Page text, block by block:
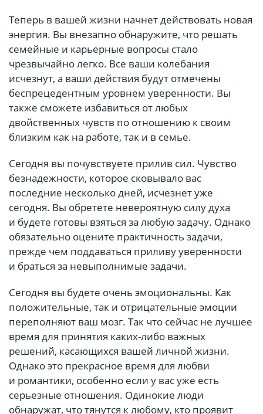
Теперь в вашей жизни начнет действовать новая
энергия. Вы внезапно обнаружите, что решать
семейные и карьерные вопросы стало
чрезвычайно легко. Все ваши колебания
исчезнут, а ваши действия будут отмечены
беспрецедентным уровнем уверенности. Вы
также сможете избавиться от любых
двойственных чувств по отношению к своим
близким как на работе, так и в семье.
Сегодня вы почувствуете прилив сил. Чувство
безнадежности, которое сковывало вас
последние несколько дней, исчезнет уже
сегодня. Вы обретете невероятную силу духа
и будете готовы взяться за любую задачу. Однако
обязательно оцените практичность задачи,
прежде чем поддаваться приливу уверенности
и браться за невыполнимые задачи.
Сегодня вы будете очень эмоциональны. Как
положительные, так и отрицательные эмоции
переполняют ваш мозг. Так что сейчас не лучшее
время для принятия каких-либо важных
решений, касающихся вашей личной жизни.
Однако это прекрасное время для любви
и романтики, особенно если у вас уже есть
серьезные отношения. Одинокие люди
обнаружат, что тянутся к любому, кто проявит